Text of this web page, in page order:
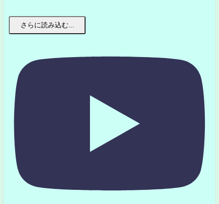
さらに読み込む...